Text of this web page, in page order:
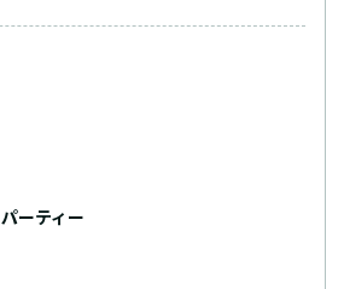
パーティー